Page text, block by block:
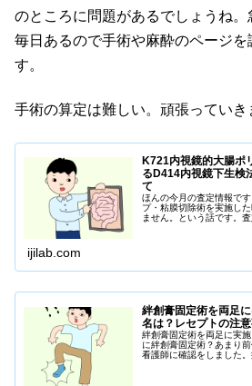
のところに問題があるでしょうね
毎日あるので手術や麻酔のページを
す。
手術の算定は難しい。頑張っていき
K721内視鏡的大腸ポ
るD414内視鏡下生検
て
ほんの今月の査定情報で
プ・粘膜切除術を実施し
ません。という話です。
ijilab.com
絆創膏固定術を両足
名は？レセプトの注
絆創膏固定術を両足に実
に絆創膏固定術？あまり
看護師に確認をしました